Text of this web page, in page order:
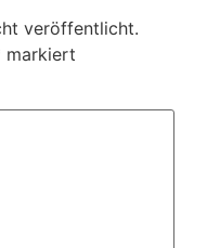
veröffentlicht.
markiert